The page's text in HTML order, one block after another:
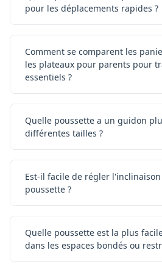
pour les déplacements rapides ?
Comment se comparent les
les plateaux pour parents pour
essentiels ?
Quelle poussette a un guidon
différentes tailles ?
Est-il facile de régler
poussette ?
Quelle poussette est la plus
dans les espaces bondés ou